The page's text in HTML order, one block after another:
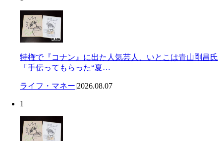
特権で『コナン』に出た人気芸人、いとこは青山剛昌氏
「手伝ってもらった“夏…
ライフ・マネー|2026.08.07
1